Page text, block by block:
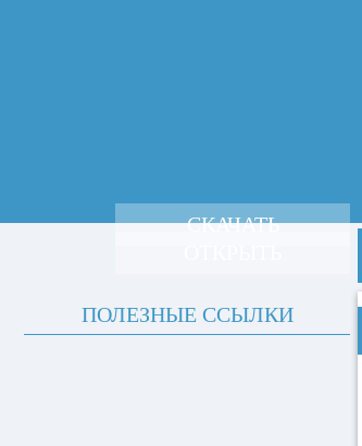
СКАЧАТЬ
ПОЛЕЗНЫЕ ССЫЛКИ